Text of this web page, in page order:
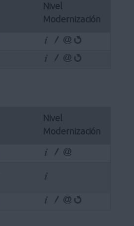
Nivel
Modernización
Nivel
Modernización